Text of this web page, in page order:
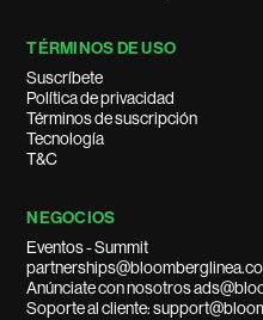
TÉRMINOS DE USO
Suscríbete
Política de privacidad
Términos de suscripción
Tecnología
T&C
NEGOCIOS
Eventos - Summit
Anúnciate con nosotros
Soporte al cliente: